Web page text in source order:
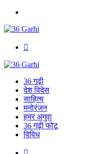
36 गढ़ी
देश विदेस
साहित्य
मनोरंजन
हमर अगुवा
36 गढ़ी फोटू
विविध